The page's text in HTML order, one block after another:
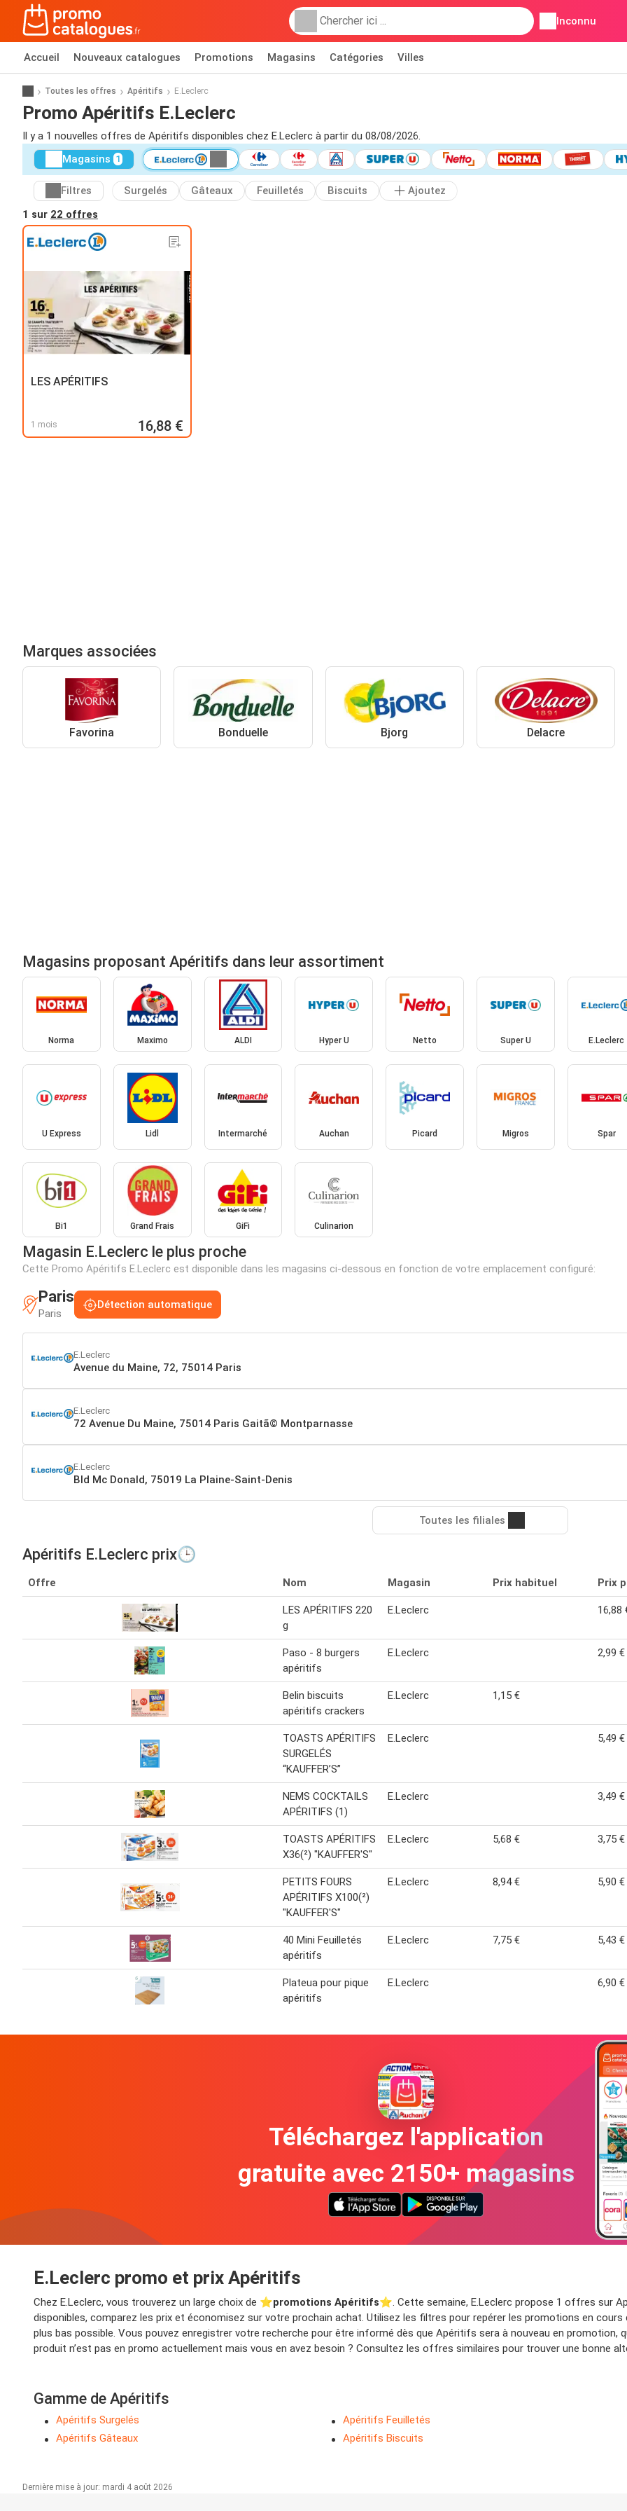
Inconnu
Accueil Nouveaux catalogues Promotions Magasins Catégories Villes
Toutes les offres Apéritifs E.Leclerc
Promo Apéritifs E.Leclerc
Il y a 1 nouvelles offres de Apéritifs disponibles chez E.Leclerc à partir du 08/08/2026.
Magasins 1
Filtres Surgelés Gâteaux Feuilletés Biscuits
Ajoutez
1 sur 22 offres
LES APÉRITIFS
1 mois 16,88 €
Marques associées
Favorina Bonduelle Bjorg Delacre
Magasins proposant Apéritifs dans leur assortiment
Norma Maximo ALDI Hyper U Netto Super U E.Leclerc
U Express Lidl Intermarché Auchan Picard Migros Spar
Bi1 Grand Frais GiFi Culinarion
Magasin E.Leclerc le plus proche
Cette Promo Apéritifs E.Leclerc est disponible dans les magasins ci-dessous en fonction de votre emplacement configuré:
Paris
Paris
Détection automatique
E.Leclerc
Avenue du Maine, 72, 75014 Paris
E.Leclerc
72 Avenue Du Maine, 75014 Paris Gaitã© Montparnasse
E.Leclerc
Bld Mc Donald, 75019 La Plaine-Saint-Denis
Toutes les filiales
Apéritifs E.Leclerc prix🕒
Offre Nom Magasin Prix habituel Prix
LES APÉRITIFS 220
g
E.Leclerc 16,88
Paso - 8 burgers
apéritifs
E.Leclerc 2,99 €
Belin biscuits
apéritifs crackers
E.Leclerc 1,15 €
TOASTS APÉRITIFS
SURGELÉS
“KAUFFER’S”
E.Leclerc 5,49 €
NEMS COCKTAILS
APÉRITIFS (1)
E.Leclerc 3,49 €
TOASTS APÉRITIFS
X36(²) "KAUFFER'S"
E.Leclerc 5,68 € 3,75 €
PETITS FOURS
APÉRITIFS X100(²)
"KAUFFER'S"
E.Leclerc 8,94 € 5,90 €
40 Mini Feuilletés
apéritifs
E.Leclerc 7,75 € 5,43 €
Plateua pour pique
apéritifs
E.Leclerc 6,90 €
Téléchargez l'application
gratuite avec 2150+ magasins
E.Leclerc promo et prix Apéritifs
Chez E.Leclerc, vous trouverez un large choix de ⭐️promotions Apéritifs⭐️. Cette semaine, E.Leclerc propose 1 offres sur
disponibles, comparez les prix et économisez sur votre prochain achat. Utilisez les filtres pour repérer les promotions en
plus bas possible. Vous pouvez enregistrer votre recherche pour être informé dès que Apéritifs sera à nouveau en promotion,
produit n’est pas en promo actuellement mais vous en avez besoin ? Consultez les offres similaires pour trouver une bonne
Gamme de Apéritifs
Apéritifs Surgelés
Apéritifs Gâteaux
Apéritifs Feuilletés
Apéritifs Biscuits
Dernière mise à jour: mardi 4 août 2026